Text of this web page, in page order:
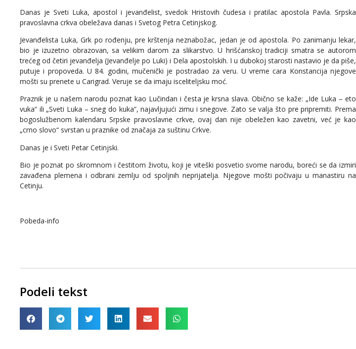
Danas je Sveti Luka, apostol i jevanđelist, svedok Hristovih čudesa i pratilac apostola Pavla. Srpska
pravoslavna crkva obeležava danas i Svetog Petra Cetinjskog.
Jevanđelista Luka, Grk po rođenju, pre krštenja neznabožac, jedan je od apostola. Po zanimanju lekar,
bio je izuzetno obrazovan, sa velikim darom za slikarstvo. U hrišćanskoj tradiciji smatra se autorom
trećeg od četiri jevanđelja (Jevanđelje po Luki) i Dela apostolskih. I u dubokoj starosti nastavio je da piše,
putuje i propoveda. U 84. godini, mučenički je postradao za veru. U vreme cara Konstancija njegove
mošti su prenete u Carigrad. Veruje se da imaju isceliteljsku moć.
Praznik je u našem narodu poznat kao Lučindan i česta je krsna slava. Obično se kaže: „Ide Luka – eto
vuka“ ili „Sveti Luka – sneg do kuka“, najavljujući zimu i snegove. Zato se valja što pre pripremiti. Prema
bogoslužbenom kalendaru Srpske pravoslavne crkve, ovaj dan nije obeležen kao zavetni, već je kao
„crno slovo“ svrstan u praznike od značaja za suštinu Crkve.
Danas je i Sveti Petar Cetinjski.
Bio je poznat po skromnom i čestitom životu, koji je viteški posvetio svome narodu, boreći se da izmiri
zavađena plemena i odbrani zemlju od spoljnih neprijatelja. Njegove mošti počivaju u manastiru na
Cetinju.
Pobeda-info
Podeli tekst